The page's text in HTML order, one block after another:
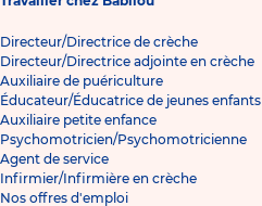
Directeur/Directrice de crèche
Directeur/Directrice adjointe en crèche
Auxiliaire de puériculture
Éducateur/Éducatrice de jeunes enfants
Auxiliaire petite enfance
Psychomotricien/Psychomotricienne
Agent de service
Infirmier/Infirmière en crèche
Nos offres d'emploi